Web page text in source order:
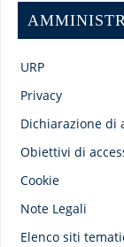
URP
Privacy
Dichiarazione di
Obiettivi di
Cookie
Note Legali
Elenco siti